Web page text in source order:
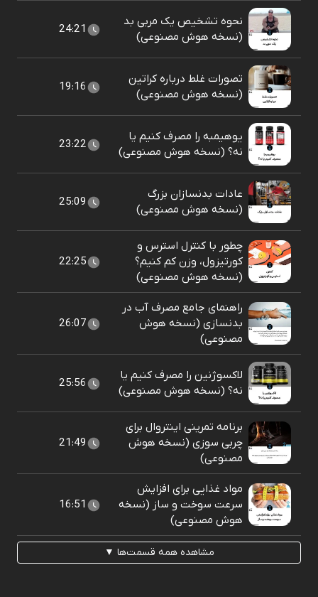
نحوه تشخیص یک مربی بد
(نسخه هوش مصنوعی)
24:21
تصورات غلط درباره کراتین
(نسخه هوش مصنوعی)
19:16
یوهیمبه را مصرف کنیم یا
نه؟ (نسخه هوش مصنوعی)
23:22
عادات بدنسازان بزرگ
(نسخه هوش مصنوعی)
25:09
چطور با کنترل استرس و
کورتیزول، وزن کم کنیم؟
(نسخه هوش مصنوعی)
22:25
راهنمای جامع مصرف آب در
بدنسازی (نسخه هوش
مصنوعی)
26:07
لاکسوژنین را مصرف کنیم یا
نه؟ (نسخه هوش مصنوعی)
25:56
برنامه تمرینی اینتروال برای
چربی سوزی (نسخه هوش
مصنوعی)
21:49
مواد غذایی برای افزایش
سرعت سوخت و ساز (نسخه
هوش مصنوعی)
16:51
مشاهده همه قسمت‌ها ▼